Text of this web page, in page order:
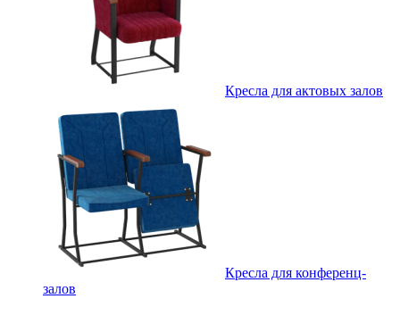
Кресла для актовых залов
Кресла для конференц-
залов